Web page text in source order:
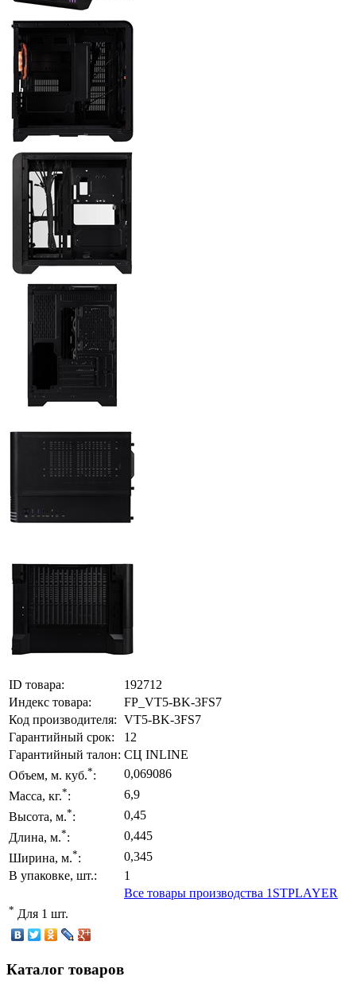
ID товара:
192712
Индекс товара:
FP_VT5-BK-3FS7
Код производителя: VT5-BK-3FS7
Гарантийный срок:
12
Гарантийный талон: СЦ INLINE
Объем, м. куб.*:
0,069086
Масса, кг.*:
6,9
Высота, м.*:
0,45
Длина, м.*:
0,445
Ширина, м.*:
0,345
В упаковке, шт.:
1
Все товары производства 1STPLAYER
* Для 1 шт.
Каталог товаров